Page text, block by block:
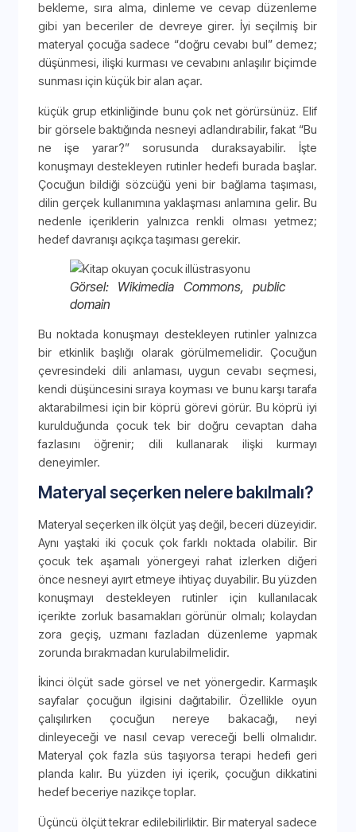
bekleme, sıra alma, dinleme ve cevap düzenleme
gibi yan beceriler de devreye girer. İyi seçilmiş bir
materyal çocuğa sadece “doğru cevabı bul” demez;
düşünmesi, ilişki kurması ve cevabını anlaşılır biçimde
sunması için küçük bir alan açar.
küçük grup etkinliğinde bunu çok net görürsünüz. Elif
bir görsele baktığında nesneyi adlandırabilir, fakat “Bu
ne işe yarar?” sorusunda duraksayabilir. İşte
konuşmayı destekleyen rutinler hedefi burada başlar.
Çocuğun bildiği sözcüğü yeni bir bağlama taşıması,
dilin gerçek kullanımına yaklaşması anlamına gelir. Bu
nedenle içeriklerin yalnızca renkli olması yetmez;
hedef davranışı açıkça taşıması gerekir.
Görsel: Wikimedia Commons, public
domain
Bu noktada konuşmayı destekleyen rutinler yalnızca
bir etkinlik başlığı olarak görülmemelidir. Çocuğun
çevresindeki dili anlaması, uygun cevabı seçmesi,
kendi düşüncesini sıraya koyması ve bunu karşı tarafa
aktarabilmesi için bir köprü görevi görür. Bu köprü iyi
kurulduğunda çocuk tek bir doğru cevaptan daha
fazlasını öğrenir; dili kullanarak ilişki kurmayı
deneyimler.
Materyal seçerken nelere bakılmalı?
Materyal seçerken ilk ölçüt yaş değil, beceri düzeyidir.
Aynı yaştaki iki çocuk çok farklı noktada olabilir. Bir
çocuk tek aşamalı yönergeyi rahat izlerken diğeri
önce nesneyi ayırt etmeye ihtiyaç duyabilir. Bu yüzden
konuşmayı destekleyen rutinler için kullanılacak
içerikte zorluk basamakları görünür olmalı; kolaydan
zora geçiş, uzmanı fazladan düzenleme yapmak
zorunda bırakmadan kurulabilmelidir.
İkinci ölçüt sade görsel ve net yönergedir. Karmaşık
sayfalar çocuğun ilgisini dağıtabilir. Özellikle oyun
çalışılırken çocuğun nereye bakacağı, neyi
dinleyeceği ve nasıl cevap vereceği belli olmalıdır.
Materyal çok fazla süs taşıyorsa terapi hedefi geri
planda kalır. Bu yüzden iyi içerik, çocuğun dikkatini
hedef beceriye nazikçe toplar.
Üçüncü ölçüt tekrar edilebilirliktir. Bir materyal sadece